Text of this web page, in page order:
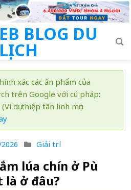
BLOG DU
LỊCH
xác các ấn phẩm của
trên Google với cú pháp:
dụ: thiệp tân linh mục
Giải trí
lúa chín ở Pù
là ở đâu?